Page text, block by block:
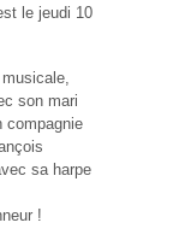
le jeudi 10
son mari
compagnie
sa harpe
!